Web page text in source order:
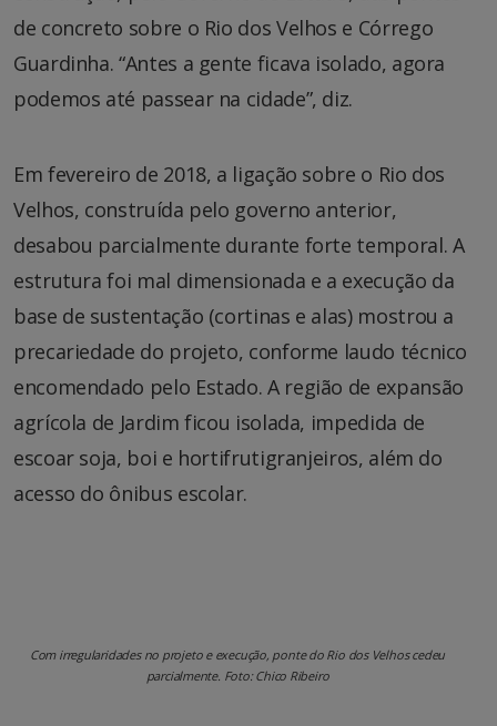
de concreto sobre o Rio dos Velhos e Córrego
Guardinha. “Antes a gente ficava isolado, agora
podemos até passear na cidade”, diz.
Em fevereiro de 2018, a ligação sobre o Rio dos
Velhos, construída pelo governo anterior,
desabou parcialmente durante forte temporal. A
estrutura foi mal dimensionada e a execução da
base de sustentação (cortinas e alas) mostrou a
precariedade do projeto, conforme laudo técnico
encomendado pelo Estado. A região de expansão
agrícola de Jardim ficou isolada, impedida de
escoar soja, boi e hortifrutigranjeiros, além do
acesso do ônibus escolar.
Com irregularidades no projeto e execução, ponte do Rio dos Velhos cedeu
parcialmente. Foto: Chico Ribeiro